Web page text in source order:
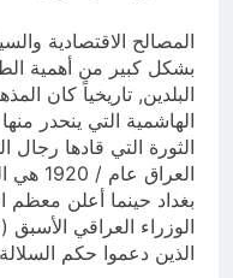
المصالح الاقتصادية
بشكل كبير من أهمية
البلدين, تاريخياً كان
الهاشمية التي ينحدر
الثورة التي قادها رجال
بغداد حينما أعلن معظم
الوزراء العراقي
الذين دعموا حكم